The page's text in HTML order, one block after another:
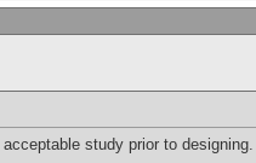
study prior to